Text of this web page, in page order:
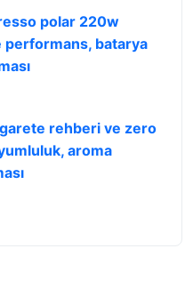
polar 220w
performans, batarya
rehberi ve zero
aroma